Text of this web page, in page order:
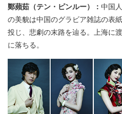
鄭蘋茹（テン・ピンルー）： 中国
の美貌は中国のグラビア雑誌の表
投じ、悲劇の末路を辿る。上海に
に落ちる。